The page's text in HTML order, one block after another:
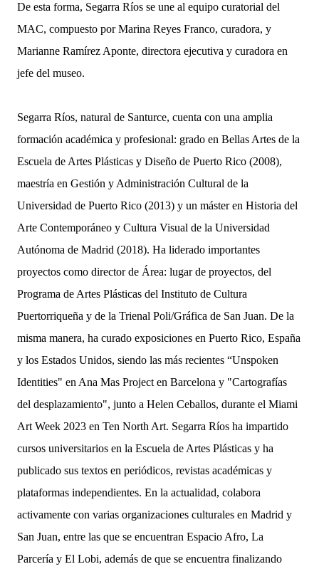
De esta forma, Segarra Ríos se une al equipo curatorial del
MAC, compuesto por Marina Reyes Franco, curadora, y
Marianne Ramírez Aponte, directora ejecutiva y curadora en
jefe del museo.
Segarra Ríos, natural de Santurce, cuenta con una amplia
formación académica y profesional: grado en Bellas Artes de la
Escuela de Artes Plásticas y Diseño de Puerto Rico (2008),
maestría en Gestión y Administración Cultural de la
Universidad de Puerto Rico (2013) y un máster en Historia del
Arte Contemporáneo y Cultura Visual de la Universidad
Autónoma de Madrid (2018). Ha liderado importantes
proyectos como director de Área: lugar de proyectos, del
Programa de Artes Plásticas del Instituto de Cultura
Puertorriqueña y de la Trienal Poli/Gráfica de San Juan. De la
misma manera, ha curado exposiciones en Puerto Rico, España
y los Estados Unidos, siendo las más recientes “Unspoken
Identities" en Ana Mas Project en Barcelona y "Cartografías
del desplazamiento", junto a Helen Ceballos, durante el Miami
Art Week 2023 en Ten North Art. Segarra Ríos ha impartido
cursos universitarios en la Escuela de Artes Plásticas y ha
publicado sus textos en periódicos, revistas académicas y
plataformas independientes. En la actualidad, colabora
activamente con varias organizaciones culturales en Madrid y
San Juan, entre las que se encuentran Espacio Afro, La
Parcería y El Lobi, además de que se encuentra finalizando